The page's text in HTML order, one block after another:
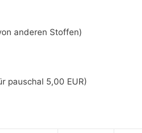
anderen Stoffen)
pauschal 5,00 EUR)